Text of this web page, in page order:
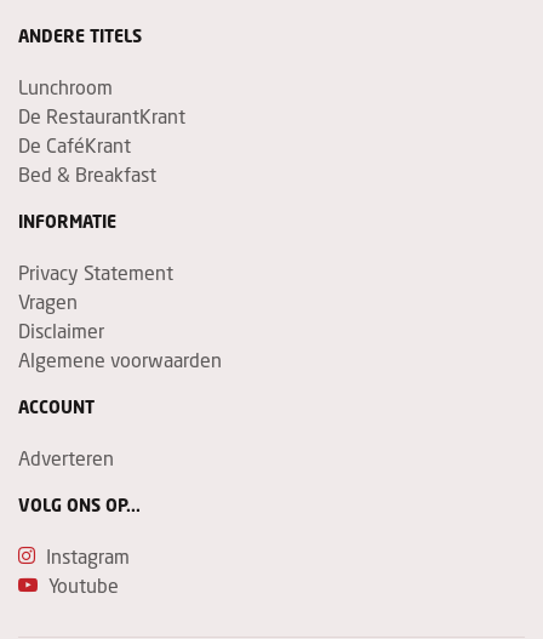
ANDERE TITELS
Lunchroom
De RestaurantKrant
De CaféKrant
Bed & Breakfast
INFORMATIE
Privacy Statement
Vragen
Disclaimer
Algemene voorwaarden
ACCOUNT
Adverteren
VOLG ONS OP...
Instagram
Youtube